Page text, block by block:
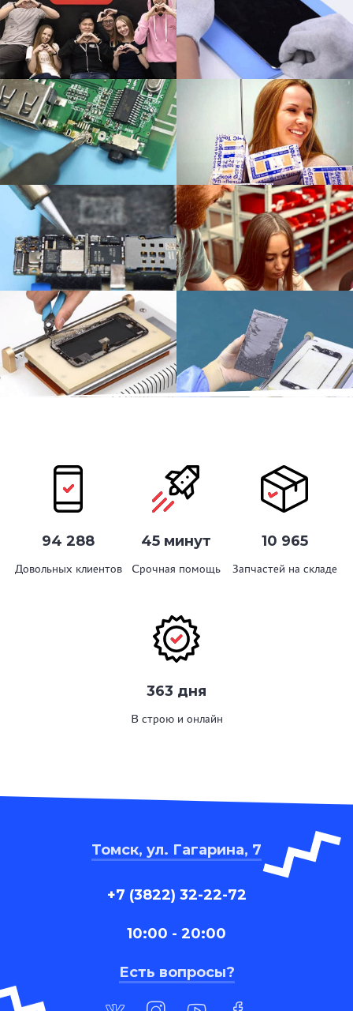
94 288
Довольных клиентов
45 минут
Срочная помощь
10 965
Запчастей на складе
363 дня
В строю и онлайн
Томск, ул. Гагарина, 7
+7 (3822) 32-22-72
10:00 - 20:00
Есть вопросы?